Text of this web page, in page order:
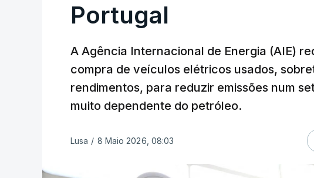
Portugal
A Agência Internacional de Energia (AIE)
compra de veículos elétricos usados,
rendimentos, para reduzir emissões num
muito dependente do petróleo.
Lusa / 8 Maio 2026, 08:03